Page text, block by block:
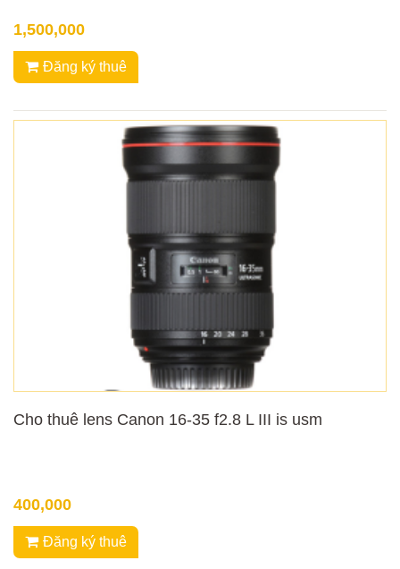
1,500,000
Đăng ký thuê
Cho thuê lens Canon 16-35 f2.8 L III is usm
400,000
Đăng ký thuê